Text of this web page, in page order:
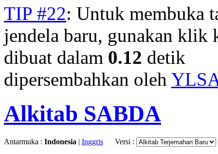
TIP #22: Untuk membuka
jendela baru, gunakan klik
dibuat dalam 0.12 detik
dipersembahkan oleh
Alkitab SABDA
Antarmuka : Indonesia | Inggris Versi :